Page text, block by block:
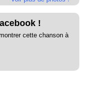
!
cette chanson à